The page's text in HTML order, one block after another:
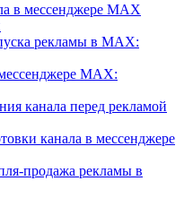
в мессенджере MAX
рекламы в MAX:
MAX:
канала перед рекламой
канала в мессенджере
продажа рекламы в